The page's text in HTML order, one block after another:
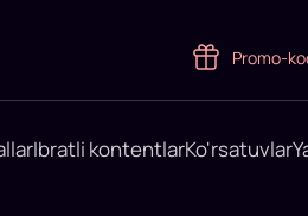
Promo-
Ibratli kontentlarKo'rsatuvlar